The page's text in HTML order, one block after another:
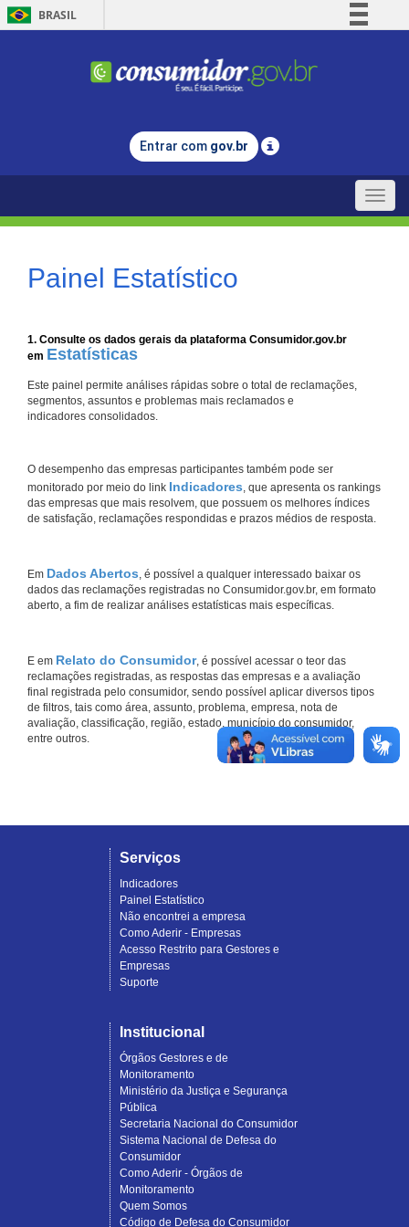
BRASIL
Comunica BR
Legislação
Entrar com gov.br
Toggle
Painel Estatístico
1. Consulte os dados gerais da plataforma Consumidor.gov.br
em Estatísticas
Este painel permite análises rápidas sobre o total de reclamações,
segmentos, assuntos e problemas mais reclamados e
indicadores consolidados.
O desempenho das empresas participantes também pode ser
monitorado por meio do link Indicadores, que apresenta os rankings
das empresas que mais resolvem, que possuem os melhores índices
de satisfação, reclamações respondidas e prazos médios de resposta.
Em Dados Abertos, é possível a qualquer interessado baixar os
dados das reclamações registradas no Consumidor.gov.br, em formato
aberto, a fim de realizar análises estatísticas mais específicas.
E em Relato do Consumidor, é possível acessar o teor das
reclamações registradas, as respostas das empresas e a avaliação
final registrada pelo consumidor, sendo possível aplicar diversos tipos
de filtros, tais como área, assunto, problema, empresa, nota de
avaliação, classificação, região, estado, município do consumidor,
entre outros.
Serviços
Indicadores
Painel Estatístico
Não encontrei a empresa
Como Aderir - Empresas
Acesso Restrito para Gestores e
Empresas
Suporte
Institucional
Órgãos Gestores e de
Monitoramento
Ministério da Justiça e Segurança
Pública
Secretaria Nacional do Consumidor
Sistema Nacional de Defesa do
Consumidor
Como Aderir - Órgãos de
Monitoramento
Quem Somos
Código de Defesa do Consumidor